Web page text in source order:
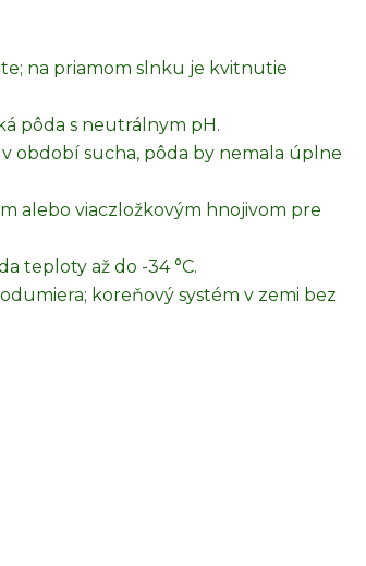
na priamom slnku je kvitnutie
pôda s neutrálnym pH.
období sucha, pôda by nemala úplne
alebo viaczložkovým hnojivom pre
teploty až do -34 °C.
koreňový systém v zemi bez